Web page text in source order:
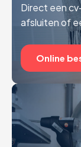
Direct een
afsluiten of
Online